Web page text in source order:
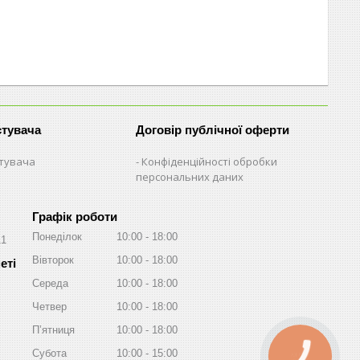
Договір публічної оферти
Конфіденційності обробки
персональних даних
Графік роботи
Понеділок 10:00
18:00
Вівторок
10:00
18:00
Середа
10:00
18:00
Четвер
10:00
18:00
Пʼятниця
10:00
18:00
Субота
10:00 15:00
КНОПКА